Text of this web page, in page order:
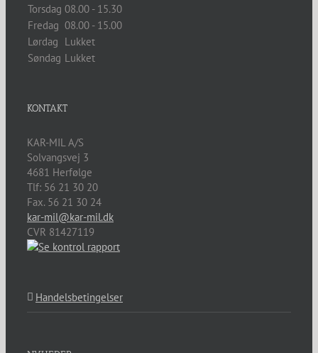
Torsdag 08.00 - 15.30
Fredag 08.00 - 15.00
Lørdag Lukket
Søndag Lukket
KONTAKT
KAR-MIL A/S
Solvangsvej 3
4681 Herfølge
Tlf: 56 21 30 20
Fax. 56 21 30 24
kar-mil@kar-mil.dk
CVR 81427119
Handelsbetingelser